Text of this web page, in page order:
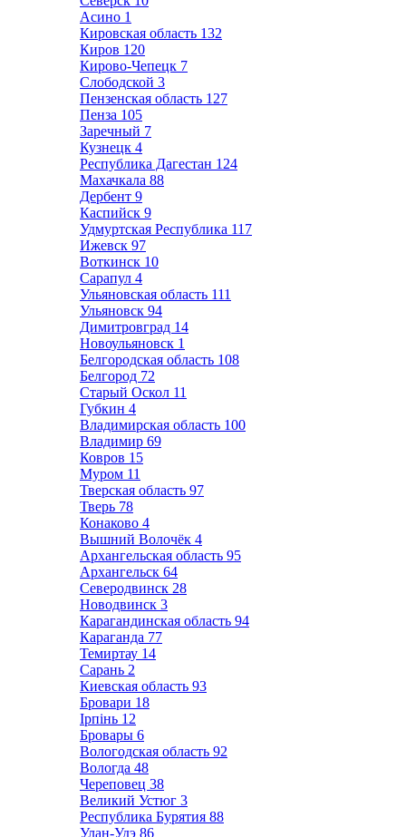
Асино 1
Кировская область 132
Киров 120
Кирово-Чепецк 7
Слободской 3
Пензенская область 127
Пенза 105
Заречный 7
Кузнецк 4
Республика Дагестан 124
Махачкала 88
Дербент 9
Каспийск 9
Удмуртская Республика 117
Ижевск 97
Воткинск 10
Сарапул 4
Ульяновская область 111
Ульяновск 94
Димитровград 14
Новоульяновск 1
Белгородская область 108
Белгород 72
Старый Оскол 11
Губкин 4
Владимирская область 100
Владимир 69
Ковров 15
Муром 11
Тверская область 97
Тверь 78
Конаково 4
Вышний Волочёк 4
Архангельская область 95
Архангельск 64
Северодвинск 28
Новодвинск 3
Карагандинская область 94
Караганда 77
Темиртау 14
Сарань 2
Киевская область 93
Бровари 18
Ірпінь 12
Бровары 6
Вологодская область 92
Вологда 48
Череповец 38
Великий Устюг 3
Республика Бурятия 88
Улан-Удэ 86